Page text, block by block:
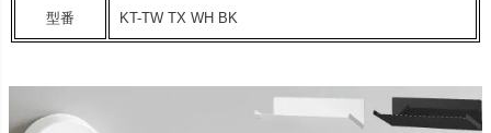
型番 KT-TW TX WH BK